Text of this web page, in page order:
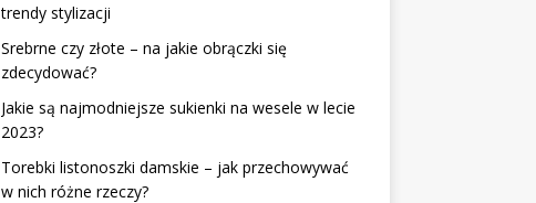
trendy stylizacji
Srebrne czy złote – na jakie obrączki się
zdecydować?
Jakie są najmodniejsze sukienki na wesele w lecie
2023?
Torebki listonoszki damskie – jak przechowywać
w nich różne rzeczy?